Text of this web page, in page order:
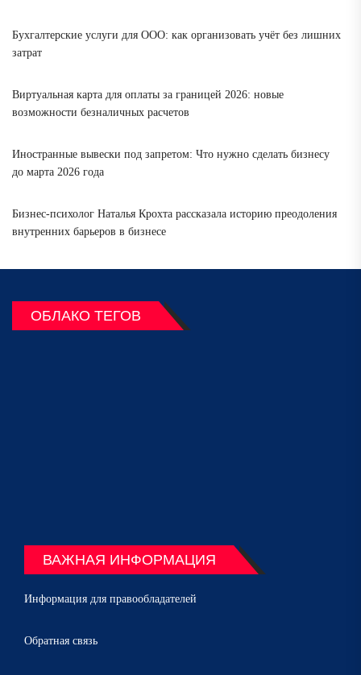
Бухгалтерские услуги для ООО: как организовать учёт без лишних
затрат
Виртуальная карта для оплаты за границей 2026: новые
возможности безналичных расчетов
Иностранные вывески под запретом: Что нужно сделать бизнесу
до марта 2026 года
Бизнес-психолог Наталья Крохта рассказала историю преодоления
внутренних барьеров в бизнесе
ОБЛАКО ТЕГОВ
ВАЖНАЯ ИНФОРМАЦИЯ
Информация для правообладателей
Обратная связь